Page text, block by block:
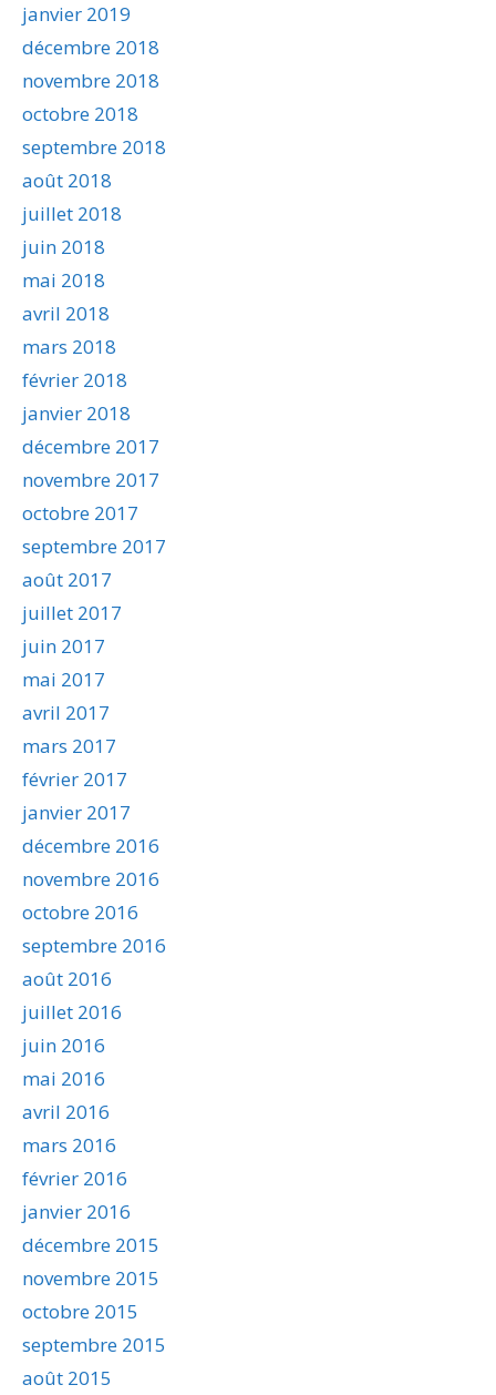
janvier 2019
décembre 2018
novembre 2018
octobre 2018
septembre 2018
août 2018
juillet 2018
juin 2018
mai 2018
avril 2018
mars 2018
février 2018
janvier 2018
décembre 2017
novembre 2017
octobre 2017
septembre 2017
août 2017
juillet 2017
juin 2017
mai 2017
avril 2017
mars 2017
février 2017
janvier 2017
décembre 2016
novembre 2016
octobre 2016
septembre 2016
août 2016
juillet 2016
juin 2016
mai 2016
avril 2016
mars 2016
février 2016
janvier 2016
décembre 2015
novembre 2015
octobre 2015
septembre 2015
août 2015